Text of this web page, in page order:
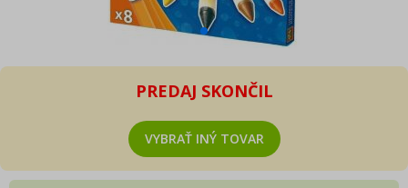
PREDAJ SKONČIL
VYBRAŤ INÝ TOVAR